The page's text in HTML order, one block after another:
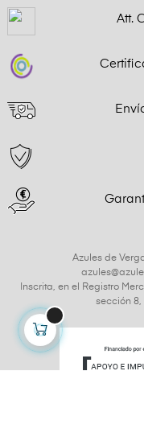
Att.
Azules de
Inscrita, en el Registro
sección 8,